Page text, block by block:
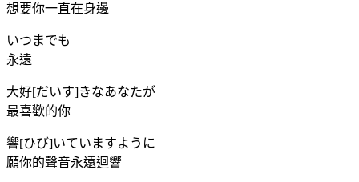
想要你一直在身邊
いつまでも
永遠
大好[だいす]きなあなたが
最喜歡的你
響[ひび]いていますように
願你的聲音永遠迴響